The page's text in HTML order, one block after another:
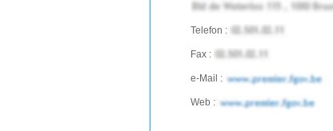
Telefon :
Fax :
e-Mail :
Web :